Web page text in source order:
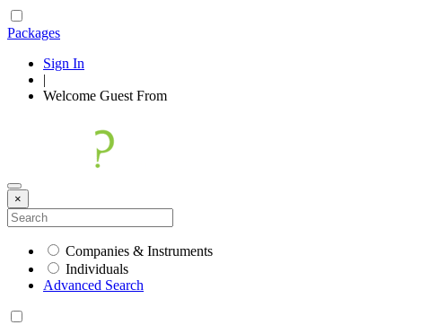
Packages
Sign In
|
Welcome Guest From
×
Companies & Instruments
Individuals
Advanced Search